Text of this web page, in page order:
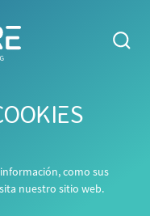
como sus
nuestro sitio web.